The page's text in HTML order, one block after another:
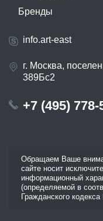
Бренды
info.art-east
г. Москва,
389Бс2
+7 (495) 778-
Обращаем Ваше
сайте носит
информационный
(определяемой в
Гражданского кодекса